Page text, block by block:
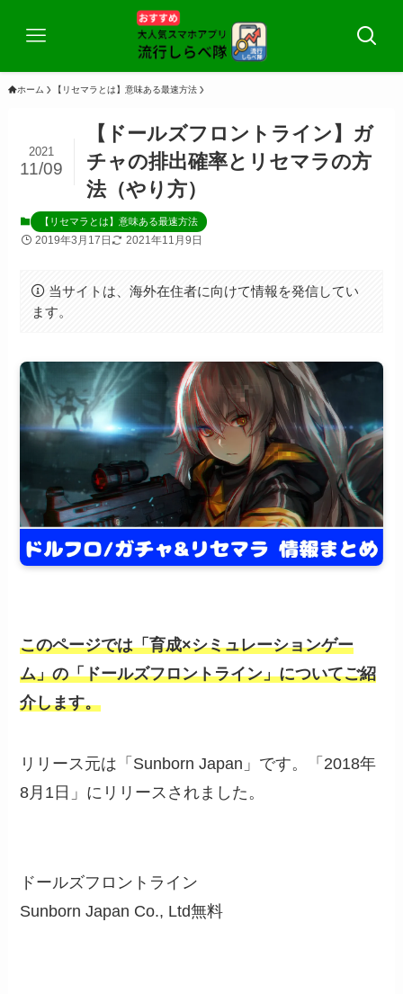
ホーム 【リセマラとは】意味ある最速方法
【ドールズフロントライン】ガ
チャの排出確率とリセマラの方
法（やり方）
2021
11/09
【リセマラとは】意味ある最速方法
2019年3月17日 2021年11月9日
当サイトは、海外在住者に向けて情報を発信してい
ます。
このページでは「育成×シミュレーションゲー
ム」の「ドールズフロントライン」についてご紹
介します。
リリース元は「Sunborn Japan」です。「2018年
8月1日」にリリースされました。
ドールズフロントライン
Sunborn Japan Co., Ltd無料